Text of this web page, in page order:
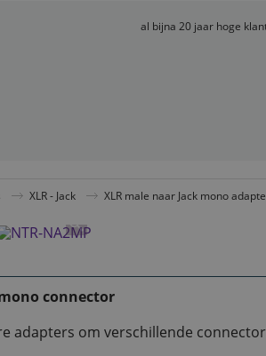
al bijna 20 jaar hoge
XLR - Jack XLR male naar Jack mono
connector
adapters om verschillende